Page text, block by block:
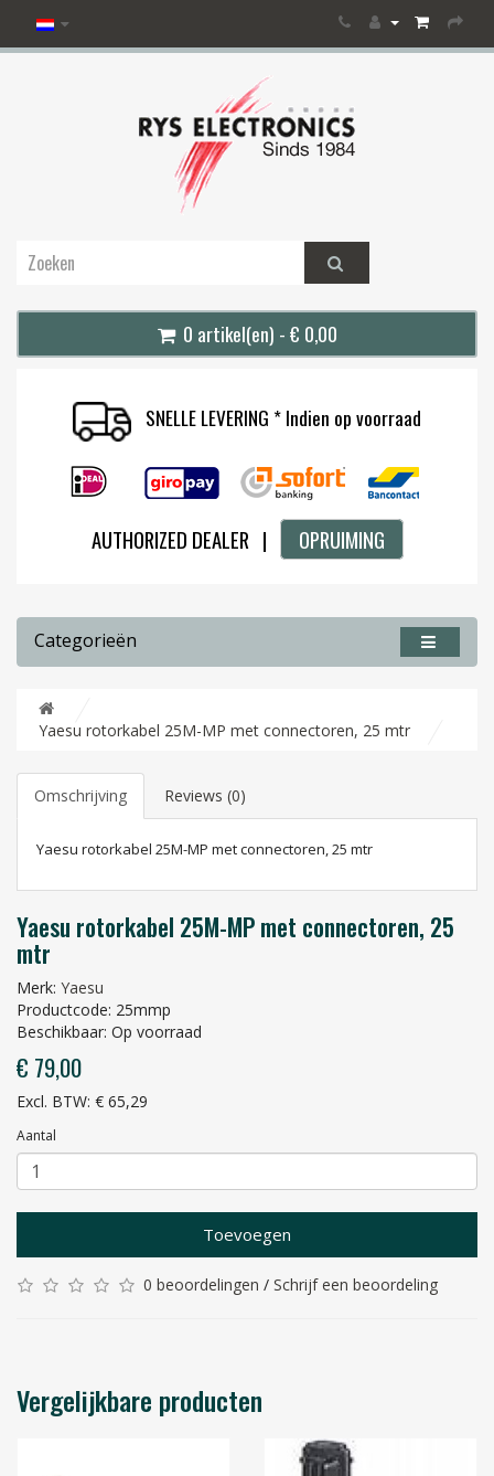
0 artikel(en) - € 0,00
SNELLE LEVERING * Indien op voorraad
AUTHORIZED DEALER | OPRUIMING
Categorieën
Yaesu rotorkabel 25M-MP met connectoren, 25 mtr
Omschrijving Reviews (0)
Yaesu rotorkabel 25M-MP met connectoren, 25 mtr
Yaesu rotorkabel 25M-MP met connectoren, 25
mtr
Merk: Yaesu
Productcode: 25mmp
Beschikbaar: Op voorraad
€ 79,00
Excl. BTW: € 65,29
Aantal
Toevoegen
0 beoordelingen / Schrijf een beoordeling
Vergelijkbare producten